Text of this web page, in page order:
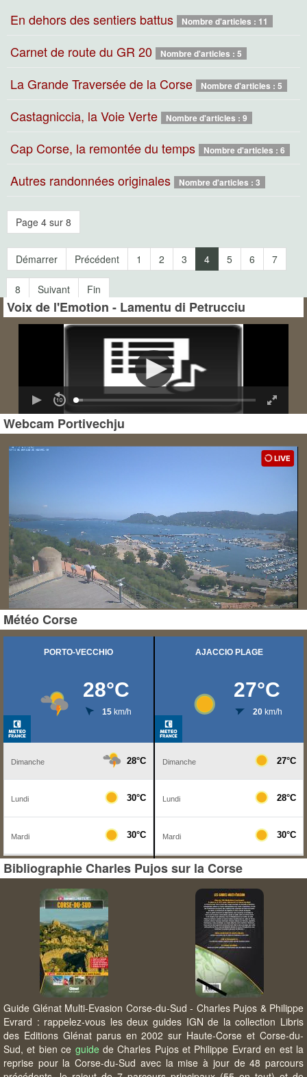
En dehors des sentiers battus Nombre d'articles : 11
Carnet de route du GR 20 Nombre d'articles : 5
La Grande Traversée de la Corse Nombre d'articles : 5
Castagniccia, la Voie Verte Nombre d'articles : 9
Cap Corse, la remontée du temps Nombre d'articles : 6
Autres randonnées originales Nombre d'articles : 3
Page 4 sur 8
Démarrer Précédent 1 2 3 4 5 6 7
8 Suivant Fin
Voix de l'Emotion - Lamentu di Petrucciu
Webcam Portivechju
Météo Corse
Bibliographie Charles Pujos sur la Corse
Guide Glénat Multi-Evasion Corse-du-Sud - Charles Pujos & Philippe
Evrard : rappelez-vous les deux guides IGN de la collection Libris
des Editions Glénat parus en 2002 sur Haute-Corse et Corse-du-
Sud, et bien ce guidede Charles Pujos et Philippe Evrard en est la
reprise pour la Corse-du-Sud avec la mise à jour de 48 parcours